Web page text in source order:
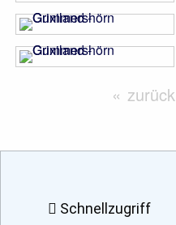
zurück
Schnellzugriff